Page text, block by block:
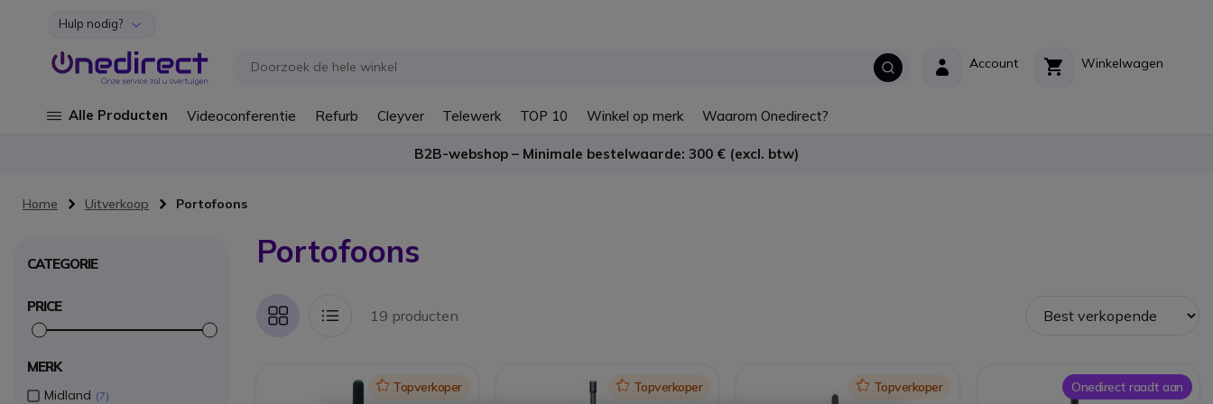
Ga naar de inhoud
Hulp nodig?
Winkelwagen
Account
Alle Producten Videoconferentie Refurb Cleyver Telewerk TOP 10 Winkel op merk Waarom Onedirect?
B2B-webshop – Minimale bestelwaarde: 300 € (excl. btw)
Home Uitverkoop Portofoons
Portofoons
Foto- Lijst 19 producten
IconTopverkoper IconTopverkoper IconTopverkoper Onedirect raadt aan
CATEGORIE
PRICE
MERK
Midland 7